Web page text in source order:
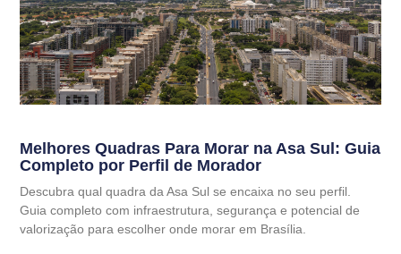
Melhores Quadras Para Morar na Asa Sul: Guia
Completo por Perfil de Morador
Descubra qual quadra da Asa Sul se encaixa no seu perfil.
Guia completo com infraestrutura, segurança e potencial de
valorização para escolher onde morar em Brasília.